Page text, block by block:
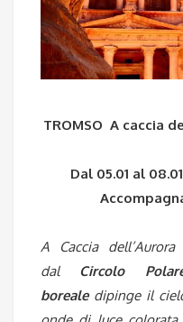
TROMSO A caccia
Dal 05.01 al
A Caccia
dal Circolo
borealedipinge il